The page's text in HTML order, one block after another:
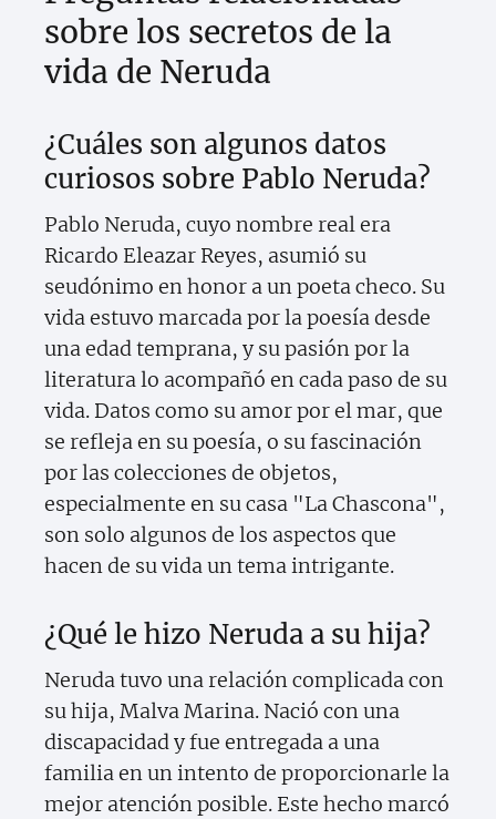
sobre los secretos de la
vida de Neruda
¿Cuáles son algunos datos
curiosos sobre Pablo Neruda?
Pablo Neruda, cuyo nombre real era
Ricardo Eleazar Reyes, asumió su
seudónimo en honor a un poeta checo. Su
vida estuvo marcada por la poesía desde
una edad temprana, y su pasión por la
literatura lo acompañó en cada paso de su
vida. Datos como su amor por el mar, que
se refleja en su poesía, o su fascinación
por las colecciones de objetos,
especialmente en su casa "La Chascona",
son solo algunos de los aspectos que
hacen de su vida un tema intrigante.
¿Qué le hizo Neruda a su hija?
Neruda tuvo una relación complicada con
su hija, Malva Marina. Nació con una
discapacidad y fue entregada a una
familia en un intento de proporcionarle la
mejor atención posible. Este hecho marcó